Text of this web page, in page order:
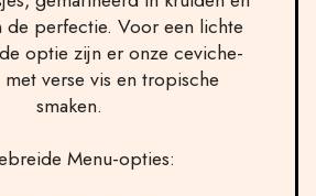
perfectie. Voor een lichte
optie zijn er onze ceviche-
verse vis en tropische
smaken.
Menu-opties: